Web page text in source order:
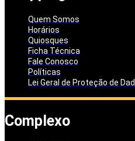
Quem Somos
Horários
Quiosques
Ficha Técnica
Fale Conosco
Políticas
Lei Geral de Proteção de
Complexo